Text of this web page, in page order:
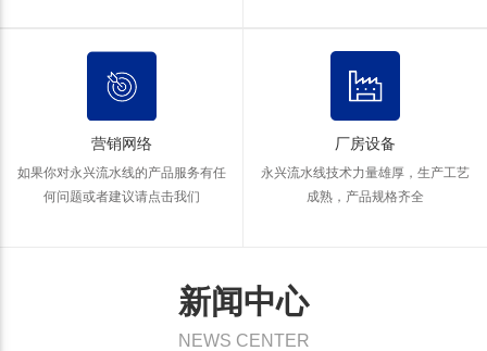
营销网络
如果你对永兴流水线的产品服务有任
何问题或者建议请点击我们
厂房设备
永兴流水线技术力量雄厚，生产工艺
成熟，产品规格齐全
新闻中心
NEWS CENTER